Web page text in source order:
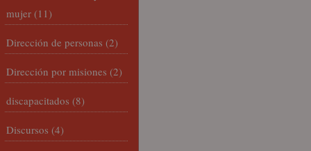
mujer (11)
Dirección de personas (2)
Dirección por misiones (2)
discapacitados (8)
Discursos (4)